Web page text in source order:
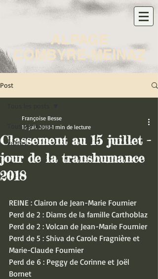
ALPAGE
COMBYRE-MEINAZ
Post
Tous les posts
Luttes
Classement au 15 juillet -
jour de la transhumance
2018
Françoise Besse
16 juil. 2018 1 min de lecture
REINE : Clairon de Jean-Marie Fournier
Perd de 2 : Diams de la famille Carthoblaz
Perd de 2 : Volcan de Jean-Marie Fournier
Perd de 5 : Shiva de Carole Fragnière et
Marie-Claude Fournier
Perd de 6 : Peggy de Corinne et Joël
Bornet